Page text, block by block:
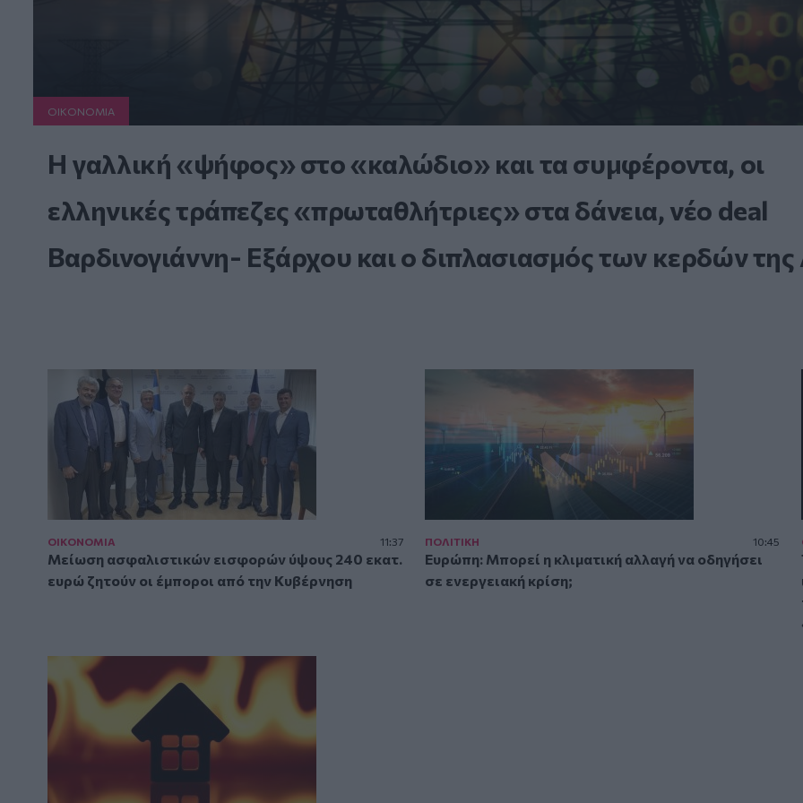
ΟΙΚΟΝΟΜΙΑ
Η γαλλική «ψήφος» στο «καλώδιο» και τα συμφέροντα, οι
ελληνικές τράπεζες «πρωταθλήτριες» στα δάνεια, νέο deal
Βαρδινογιάννη- Εξάρχου και ο διπλασιασμός των κερδών
ΟΙΚΟΝΟΜΙΑ 11:37
Μείωση ασφαλιστικών εισφορών ύψους 240 εκατ.
ευρώ ζητούν οι έμποροι από την Κυβέρνηση
ΠΟΛΙΤΙΚΗ 10:45
Ευρώπη: Μπορεί η κλιματική αλλαγή να οδηγήσει
σε ενεργειακή κρίση;